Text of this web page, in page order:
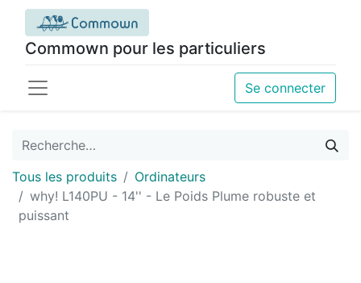
Commown pour les particuliers
Se connecter
Tous les produits
Ordinateurs
why! L140PU - 14'' - Le Poids Plume robuste et
puissant